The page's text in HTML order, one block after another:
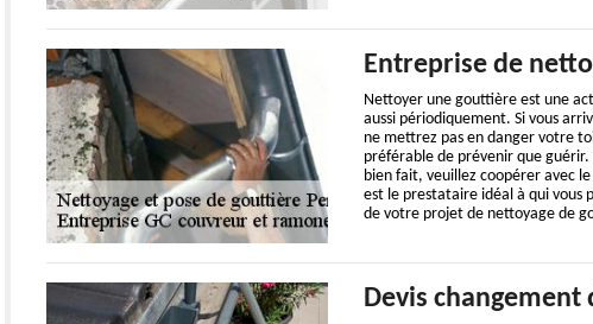
Entreprise de
Nettoyer une gouttière est une
aussi périodiquement. Si vous
ne mettrez pas en danger votre
préférable de prévenir que
bien fait, veuillez coopérer avec
est le prestataire idéal à qui vous
de votre projet de nettoyage de
Devis changement